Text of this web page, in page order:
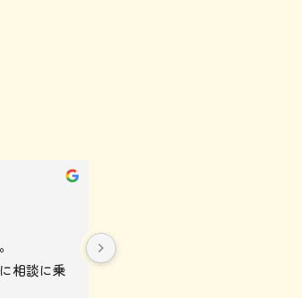
相談に乗
親族の葬儀でお世話になりま